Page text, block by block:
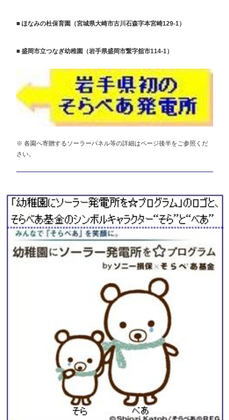
■ ほなみの杜保育園（宮城県大崎市古川石森字本宮崎129-1）
■ 盛岡市立つなぎ幼稚園（岩手県盛岡市繋字舘市114-1）
※ 各園へ寄贈するソーラーパネル等の詳細はページ後半をご参照くだ
さい。